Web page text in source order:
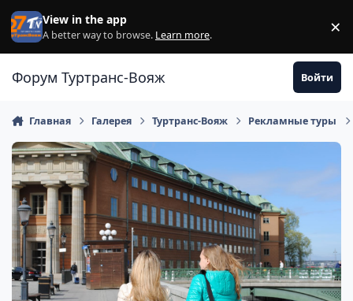
Перейти к содержанию
View in the app
A better way to browse. Learn more. ×
Форум Туртранс-Вояж Войти
Главная Галерея Туртранс-Вояж Рекламные туры